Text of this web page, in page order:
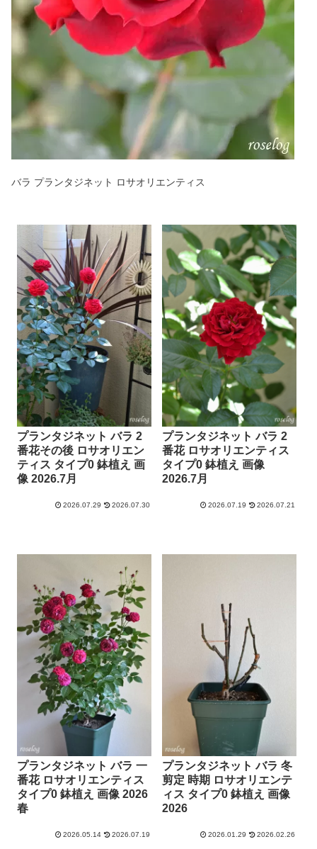
バラ プランタジネット ロサオリエンティス
プランタジネット バラ 2
番花その後 ロサオリエン
ティス タイプ0 鉢植え 画
像 2026.7月
2026.07.29 2026.07.30
プランタジネット バラ 2
番花 ロサオリエンティス
タイプ0 鉢植え 画像
2026.7月
2026.07.19 2026.07.21
プランタジネット バラ 一
番花 ロサオリエンティス
タイプ0 鉢植え 画像 2026
春
2026.05.14 2026.07.19
プランタジネット バラ 冬
剪定 時期 ロサオリエンテ
ィス タイプ0 鉢植え 画像
2026
2026.01.29 2026.02.26